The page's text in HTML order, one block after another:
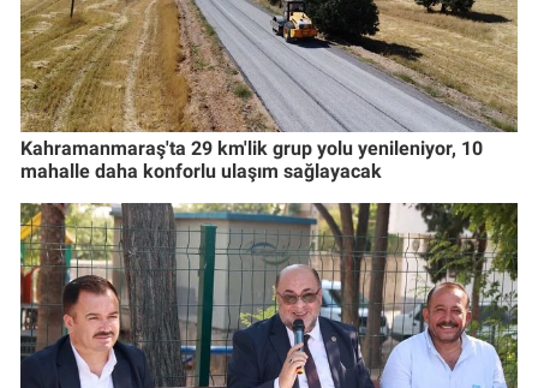
Kahramanmaraş'ta 29 km'lik grup yolu yenileniyor, 10
mahalle daha konforlu ulaşım sağlayacak